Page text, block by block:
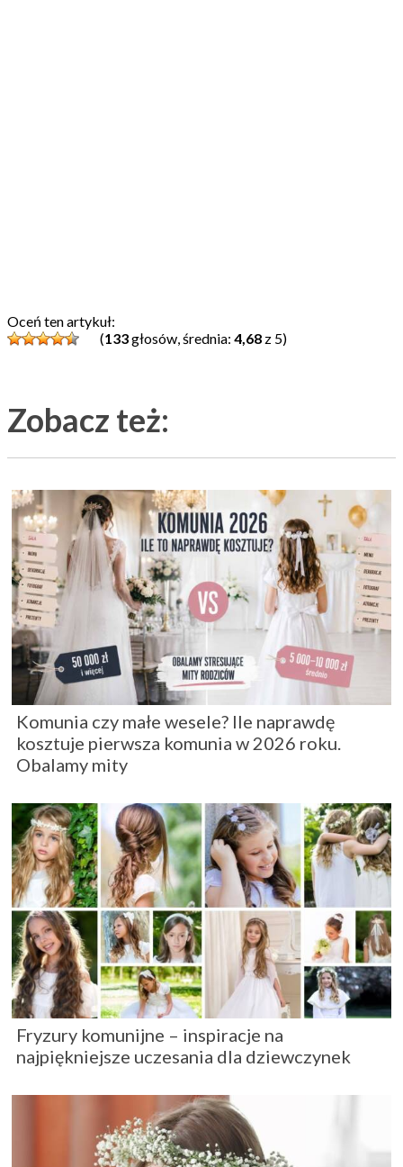
Oceń ten artykuł:
(133głosów, średnia: 4,68 z 5)
Zobacz też:
Komunia czy małe wesele? Ile naprawdę
kosztuje pierwsza komunia w 2026 roku.
Obalamy mity
Fryzury komunijne – inspiracje na
najpiękniejsze uczesania dla dziewczynek